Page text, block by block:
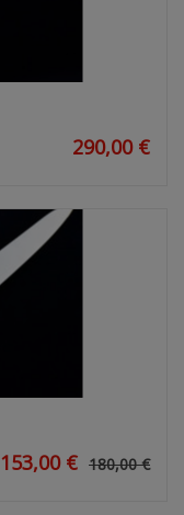
290,00 €
153,00 € 180,00 €